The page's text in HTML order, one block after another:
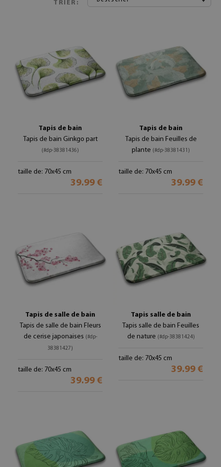
TRIER:
Tapis de bain
Tapis de bain Ginkgo part
(#dp-38381436)
taille de: 70x45 cm
39.99 €
Tapis de bain
Tapis de bain Feuilles de
plante (#dp-38381431)
taille de: 70x45 cm
39.99 €
Tapis de salle de bain
Tapis de salle de bain Fleurs
de cerise japonaises (#dp-
38381427)
taille de: 70x45 cm
39.99 €
Tapis salle de bain
Tapis salle de bain Feuilles
de nature (#dp-38381424)
taille de: 70x45 cm
39.99 €